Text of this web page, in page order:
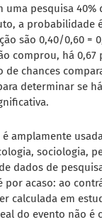
uma pesquisa 40%
a probabilidade
são 0,40/0,60 =
comprou, há 0,67
de chances
determinar se
é amplamente
sociologia,
dados de
por acaso: ao
calculada em
do evento não é